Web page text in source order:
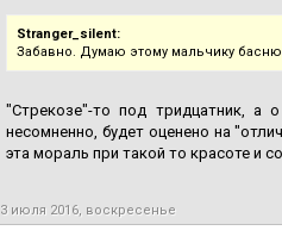
Stranger_silent:
Забавно. Думаю этому мальчику
"Стрекозе"-то под тридцатник,
несомненно, будет оценено на
эта мораль при такой то красоте и
3 июля 2016, воскресенье